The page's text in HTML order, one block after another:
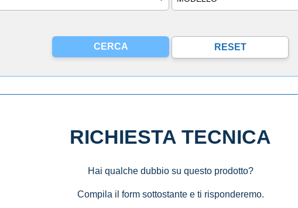
RICHIESTA TECNICA
Hai qualche dubbio su questo prodotto?
Compila il form sottostante e ti risponderemo.